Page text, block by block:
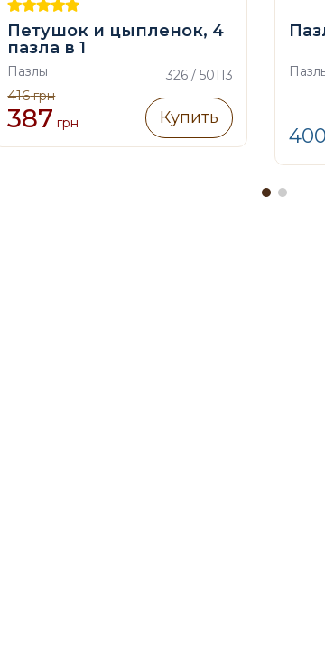
Петушок и цыпленок, 4
пазла в 1
Пазлы 326 / 50113
416грн
387 грн Купить
400